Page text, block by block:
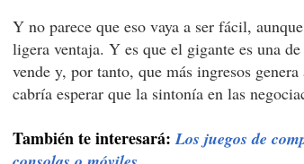
Y no parece que eso vaya a ser fácil,
ligera ventaja. Y es que el gigante es una
vende y, por tanto, que más ingresos
cabría esperar que la sintonía en las
También te interesará:Los juegos de